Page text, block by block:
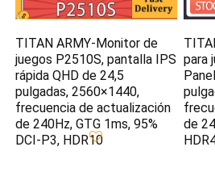
TITAN ARMY-Monitor de
juegos P2510S, pantalla IPS
rápida QHD de 24,5
pulgadas, 2560×1440,
frecuencia de actualización
de 240Hz, GTG 1ms, 95%
DCI-P3, HDR10
para
de